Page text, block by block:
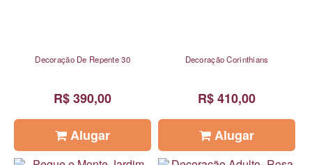
Decoração De Repente 30
R$ 390,00
Alugar
Decoração Corinthians
R$ 410,00
Alugar